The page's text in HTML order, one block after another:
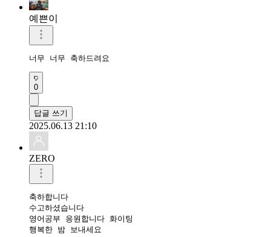
예쁜이
너무 너무 축하드려요
0
답글 쓰기
2025.06.13 21:10
ZERO
축하합니다
수고하셨습니다
영어공부 응원합니다 화이팅
행복한 밤 보내세요